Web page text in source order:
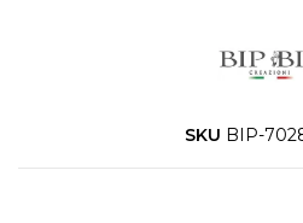
SKU BIP-